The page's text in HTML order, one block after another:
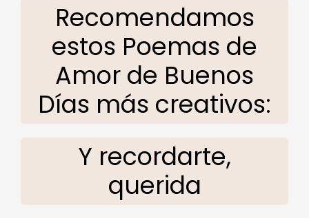
Recomendamos
estos Poemas de
Amor de Buenos
Días más creativos:
Y recordarte,
querida